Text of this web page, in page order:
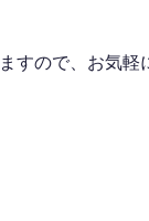
すので、お気